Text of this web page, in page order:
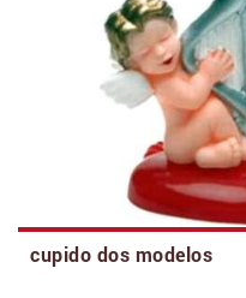
cupido dos modelos